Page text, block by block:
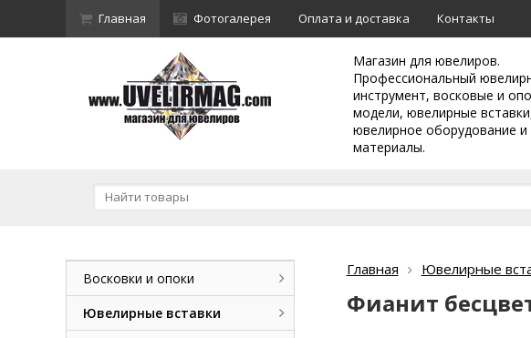
Главная Фотогалерея Оплата и доставка Контакты
Магазин для ювелиров.
Профессиональный
инструмент, восковые и
модели, ювелирные
ювелирное оборудование и
материалы.
Главная Ювелирные
Фианит
Восковки и опоки
Ювелирные вставки